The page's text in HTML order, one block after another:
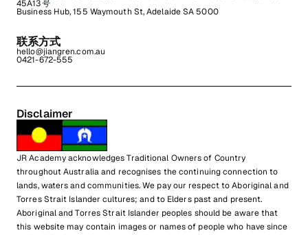
45A13号
Business Hub, 155 Waymouth St, Adelaide SA 5000
联系方式
hello@jiangren.com.au
0421-672-555
Disclaimer
JR Academy acknowledges Traditional Owners of Country
throughout Australia and recognises the continuing connection to
lands, waters and communities. We pay our respect to Aboriginal and
Torres Strait Islander cultures; and to Elders past and present.
Aboriginal and Torres Strait Islander peoples should be aware that
this website may contain images or names of people who have since